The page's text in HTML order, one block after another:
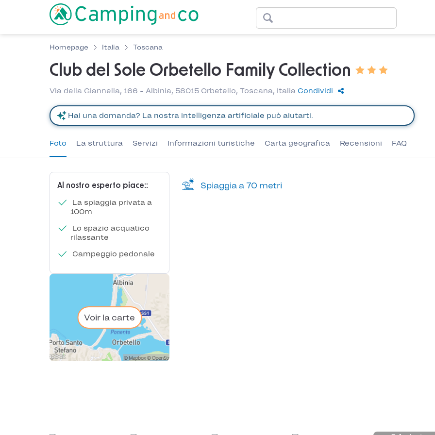
Homepage Italia Toscana
Club del Sole Orbetello Family Collection
Via della Giannella, 166 - Albinia, 58015 Orbetello, Toscana, Italia Condividi
Foto La struttura Servizi Informazioni turistiche Carta geografica Recensioni FAQ
Al nostro esperto piace::
La spiaggia privata a
100m
Lo spazio acquatico
rilassante
Campeggio pedonale
Voir la carte
Spiaggia a 70 metri